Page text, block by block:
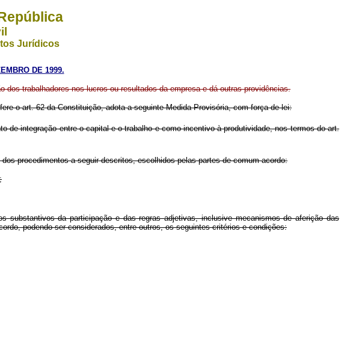
Jurídicos
DE 1999.
dos trabalhadores nos lucros ou resultados da empresa e dá outras providências.
o art. 62 da Constituição, adota a seguinte Medida Provisória, com força de lei:
integração entre o capital e o trabalho e como incentivo à produtividade, nos termos do art.
procedimentos a seguir descritos, escolhidos pelas partes de comum acordo:
da participação e das regras adjetivas, inclusive mecanismos de aferição das
podendo ser considerados, entre outros, os seguintes critérios e condições: